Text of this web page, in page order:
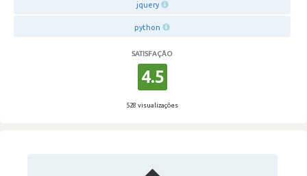
jquery
python
SATISFAÇÃO
4.5
528 visualizações